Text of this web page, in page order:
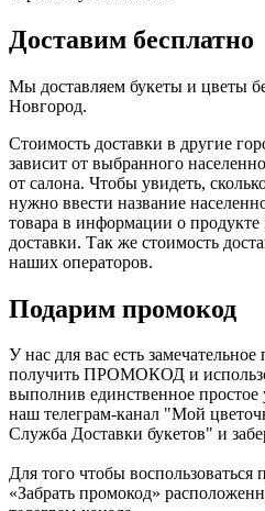
Доставим бесплатно
Мы доставляем букеты и цветы
Новгород.
Стоимость доставки в другие
зависит от выбранного
от салона. Чтобы увидеть,
нужно ввести название
товара в информации о
доставки. Так же стоимость
наших операторов.
Подарим промокод
У нас для вас есть
получить ПРОМОКОД и
выполнив единственное
наш телеграм-канал "Мой
Служба Доставки букетов" и
Для того чтобы
«Забрать промокод»